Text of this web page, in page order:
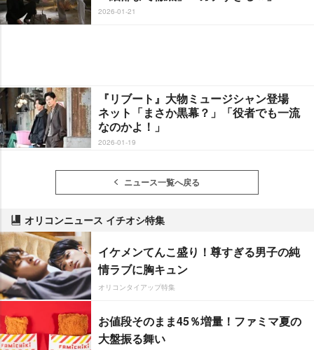
2026-01-21
『リブート』大物ミュージシャン登場
ネット「まさか黒幕？」「役者でも一流
なのかよ！」
2026-01-19
ニュース一覧へ戻る
オリコンニュース イチオシ特集
イケメンてんこ盛り！尊すぎる男子の純
情ラブに胸キュン
オリコンタイアップ特集
お値段そのまま45％増量！ファミマ夏の
大盤振る舞い